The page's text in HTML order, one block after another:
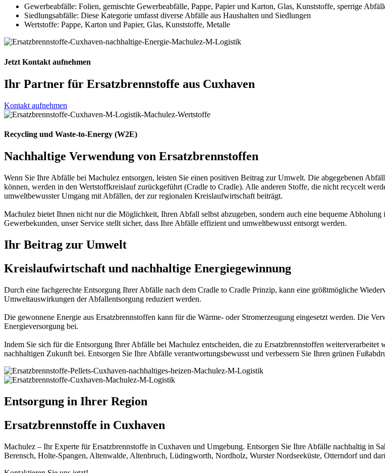
Gewerbeabfälle: Folien, gemischte Gewerbeabfälle, Pappe, Papier und Karton, Glas, Kunststoffe, sperrige
Siedlungsabfälle: Diese Kategorie umfasst diverse Abfälle aus Haushalten und Siedlungen
Wertstoffe: Pappe, Karton und Papier, Glas, Kunststoffe, Metalle
Jetzt Kontakt aufnehmen
Ihr Partner für Ersatzbrennstoffe aus Cuxhaven
Kontakt aufnehmen
Recycling und Waste-to-Energy (W2E)
Nachhaltige Verwendung von Ersatzbrennstoffen
Wenn Sie Ihre Abfälle bei Machulez entsorgen, leisten Sie einen positiven Beitrag zur Umwelt. Die abgegebenen
können, werden in den Wertstoffkreislauf zurückgeführt (Cradle to Cradle). Alle anderen Stoffe, die nicht recycelt
umweltbewusster Umgang mit Abfällen, der zur regionalen Kreislaufwirtschaft beiträgt.
Machulez bietet Ihnen nicht nur die Möglichkeit, Ihren Abfall selbst abzugeben, sondern auch eine bequeme
Gewerbekunden, unser Service stellt sicher, dass Ihre Abfälle effizient und umweltbewusst entsorgt werden.
Ihr Beitrag zur Umwelt
Kreislaufwirtschaft und nachhaltige Energiegewinnung
Durch eine fachgerechte Entsorgung Ihrer Abfälle nach dem Cradle to Cradle Prinzip, kann eine größtmögliche
Umweltauswirkungen der Abfallentsorgung reduziert werden.
Die gewonnene Energie aus Ersatzbrennstoffen kann für die Wärme- oder Stromerzeugung eingesetzt werden. Die
Energieversorgung bei.
Indem Sie sich für die Entsorgung Ihrer Abfälle bei Machulez entscheiden, die zu Ersatzbrennstoffen
nachhaltigen Zukunft bei. Entsorgen Sie Ihre Abfälle verantwortungsbewusst und verbessern Sie Ihren grünen
Entsorgung in Ihrer Region
Ersatzbrennstoffe in Cuxhaven
Machulez – Ihr Experte für Ersatzbrennstoffe in Cuxhaven und Umgebung. Entsorgen Sie Ihre Abfälle nachhaltig in
Berensch, Holte-Spangen, Altenwalde, Altenbruch, Lüdingworth, Nordholz, Wurster Nordseeküste, Otterndorf und